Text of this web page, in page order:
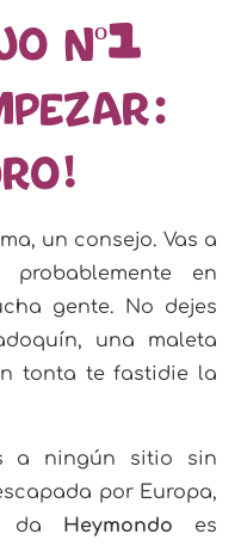
Nº1
un consejo. Vas a
en
gente. No dejes
una maleta
tonta te fastidie la
a ningún sitio sin
por Europa,
da Heymondo es